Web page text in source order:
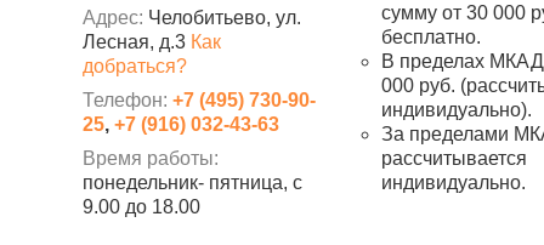
Адрес: Челобитьево, ул.
Лесная, д.3 Как
добраться?
Телефон: +7 (495) 730-90-
25, +7 (916) 032-43-63
Время работы:
понедельник- пятница, с
9.00 до 18.00
сумму от 30 000
бесплатно.
В пределах МКАД
000 руб.
индивидуально).
За пределами
рассчитывается
индивидуально.